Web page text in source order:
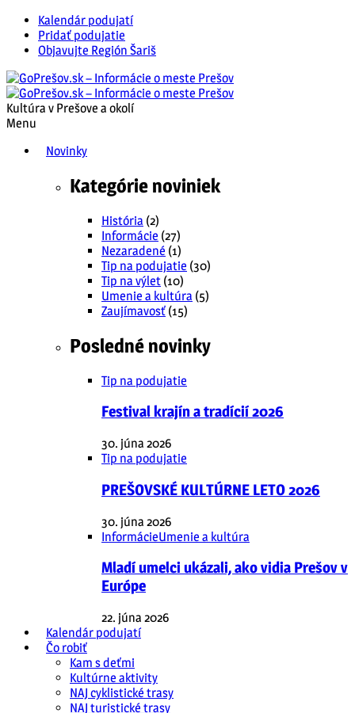
Kalendár podujatí
Pridať podujatie
Objavujte Región Šariš
Kultúra v Prešove a okolí
Menu
Novinky
Kategórie noviniek
História (2)
Informácie (27)
Nezaradené (1)
Tip na podujatie (30)
Tip na výlet (10)
Umenie a kultúra (5)
Zaujímavosť (15)
Posledné novinky
Tip na podujatie
Festival krajín a tradícií 2026
30. júna 2026
Tip na podujatie
PREŠOVSKÉ KULTÚRNE LETO 2026
30. júna 2026
InformácieUmenie a kultúra
Mladí umelci ukázali, ako vidia Prešov v
Európe
22. júna 2026
Kalendár podujatí
Čo robiť
Kam s deťmi
Kultúrne aktivity
NAJ cyklistické trasy
NAJ turistické trasy